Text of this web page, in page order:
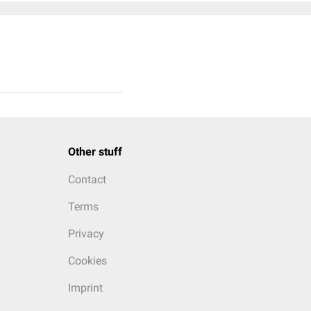
Other stuff
Contact
Terms
Privacy
Cookies
Imprint